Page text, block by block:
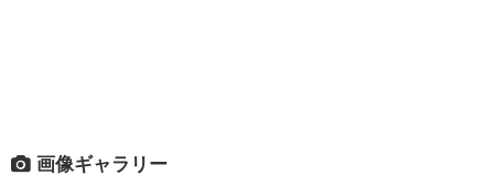
画像ギャラリー